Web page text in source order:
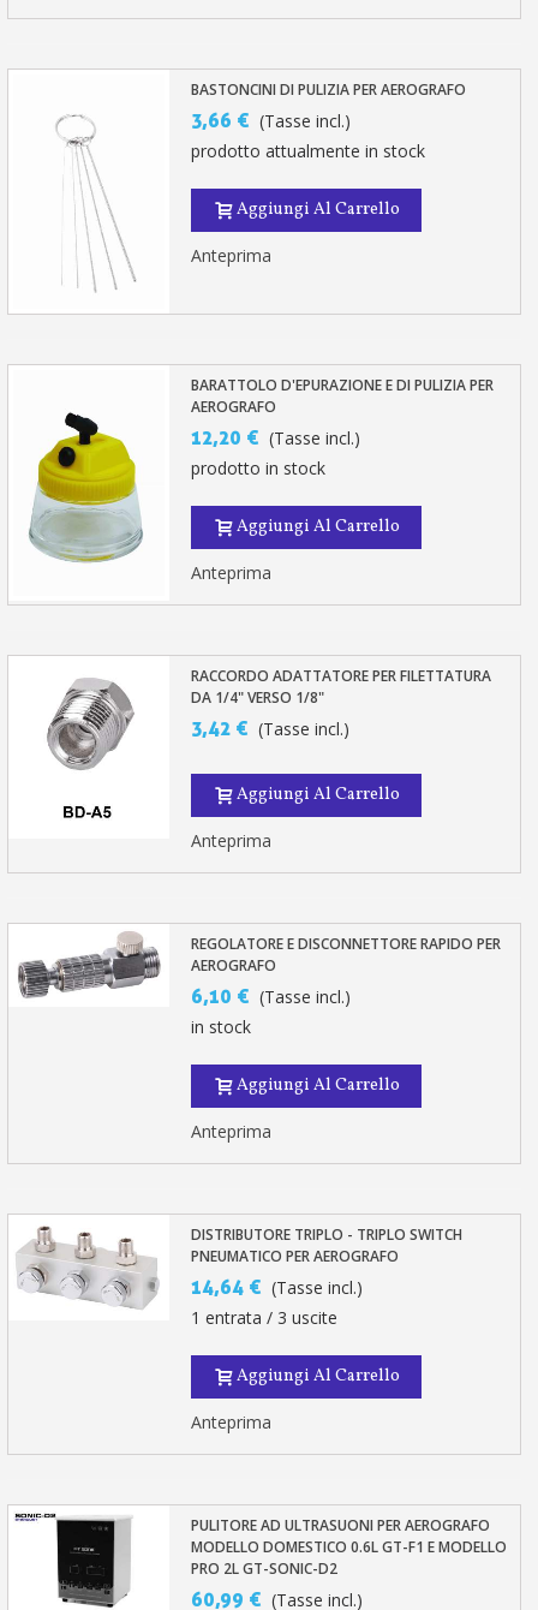
BASTONCINI DI PULIZIA PER AEROGRAFO
3,66 € (Tasse incl.)
prodotto attualmente in stock
Aggiungi Al Carrello
Anteprima
BARATTOLO D'EPURAZIONE E DI PULIZIA PER
AEROGRAFO
12,20 € (Tasse incl.)
prodotto in stock
Aggiungi Al Carrello
Anteprima
RACCORDO ADATTATORE PER FILETTATURA
DA 1/4" VERSO 1/8"
3,42 € (Tasse incl.)
Aggiungi Al Carrello
Anteprima
REGOLATORE E DISCONNETTORE RAPIDO PER
AEROGRAFO
6,10 € (Tasse incl.)
in stock
Aggiungi Al Carrello
Anteprima
DISTRIBUTORE TRIPLO - TRIPLO SWITCH
PNEUMATICO PER AEROGRAFO
14,64 € (Tasse incl.)
1 entrata / 3 uscite
Aggiungi Al Carrello
Anteprima
PULITORE AD ULTRASUONI PER AEROGRAFO
MODELLO DOMESTICO 0.6L GT-F1 E MODELLO
PRO 2L GT-SONIC-D2
60,99 € (Tasse incl.)